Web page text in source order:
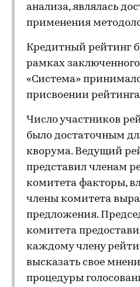
анализа, являлась
применения
Кредитный рейтинг
рамках
«Система»
присвоении
Число участников
было достаточным
кворума. Ведущий
представил членам
комитета факторы,
члены комитета
предложения.
комитета
каждому члену
высказать свое
процедуры